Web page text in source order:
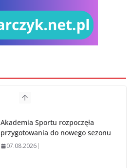
Akademia Sportu rozpoczęła
przygotowania do nowego sezonu
07.08.2026